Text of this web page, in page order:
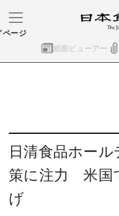
紙面ビューアー
ページ
日清食品ホー
策に注力 米国
げ